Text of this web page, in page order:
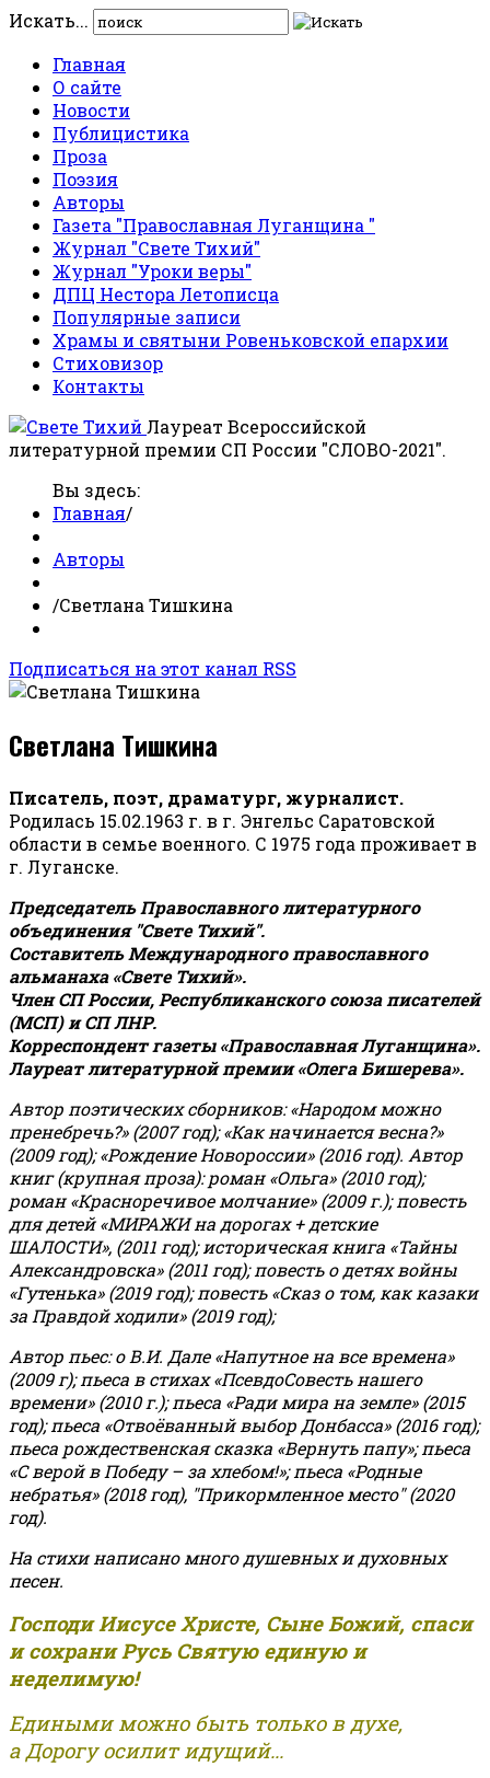
Искать...
Главная
О сайте
Новости
Публицистика
Проза
Поэзия
Авторы
Газета "Православная Луганщина "
Журнал "Свете Тихий"
Журнал "Уроки веры"
ДПЦ Нестора Летописца
Популярные записи
Храмы и святыни Ровеньковской епархии
Стиховизор
Контакты
Лауреат Всероссийской
литературной премии СП России "СЛОВО-2021".
Вы здесь:
Главная/
Авторы
/Светлана Тишкина
Подписаться на этот канал RSS
Светлана Тишкина
Писатель, поэт, драматург, журналист.
Родилась 15.02.1963 г. в г. Энгельс Саратовской
области в семье военного. С 1975 года проживает в
г. Луганске.
Председатель Православного литературного
объединения "Свете Тихий".
Составитель Международного православного
альманаха «Свете Тихий».
Член СП России, Республиканского союза писателей
(МСП) и СП ЛНР.
Корреспондент газеты «Православная Луганщина».
Лауреат литературной премии «Олега Бишерева».
Автор поэтических сборников: «Народом можно
пренебречь?» (2007 год); «Как начинается весна?»
(2009 год); «Рождение Новороссии» (2016 год). Автор
книг (крупная проза): роман «Ольга» (2010 год);
роман «Красноречивое молчание» (2009 г.); повесть
для детей «МИРАЖИ на дорогах + детские
ШАЛОСТИ», (2011 год); историческая книга «Тайны
Александровска» (2011 год); повесть о детях войны
«Гутенька» (2019 год); повесть «Сказ о том, как казаки
за Правдой ходили» (2019 год);
Автор пьес: о В.И. Дале «Напутное на все времена»
(2009 г); пьеса в стихах «ПсевдоСовесть нашего
времени» (2010 г.); пьеса «Ради мира на земле» (2015
год); пьеса «Отвоёванный выбор Донбасса» (2016 год);
пьеса рождественская сказка «Вернуть папу»; пьеса
«С верой в Победу – за хлебом!»;пьеса «Родные
небратья» (2018 год), "Прикормленное место" (2020
год).
На стихи написано много душевных и духовных
песен.
Господи Иисусе Христе, Сыне Божий, спаси
и сохрани Русь Святую единую и
неделимую!
Едиными можно быть только в духе,
а Дорогу осилит идущий...